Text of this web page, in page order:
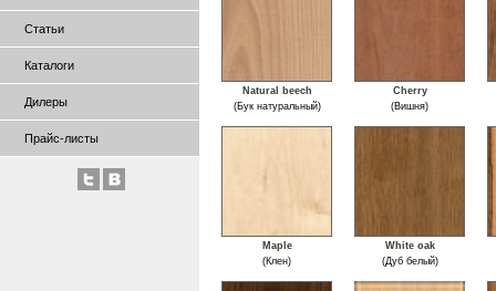
Статьи
Каталоги
Дилеры
Прайс-листы
Natural beech
(Бук натуральный)
Cherry
(Вишня)
Maple
(Клен)
White oak
(Дуб белый)